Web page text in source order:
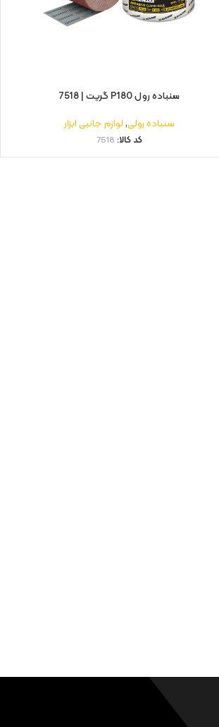
سنباده رول P180 گریت | 7518
سنباده رولی,لوازم جانبی ابزار
کد کالا: 7518